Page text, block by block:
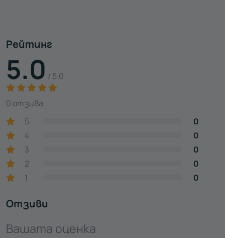
Рейтинг
5.0 / 5.0
0 отзива
5
0
4
0
3
0
2
0
1
0
Отзиви
Вашата оценка